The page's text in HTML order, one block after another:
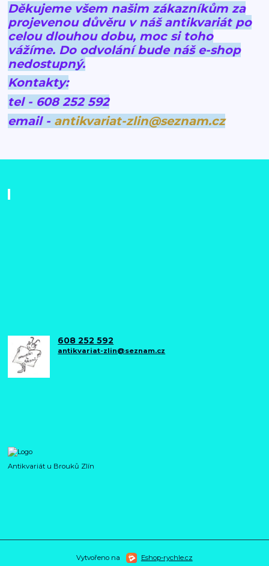
Děkujeme všem našim zákazníkům za
projevenou důvěru v náš antikvariát po
celou dlouhou dobu, moc si toho
vážíme. Do odvolání bude náš e-shop
nedostupný.
Kontakty:
tel - 608 252 592
email - antikvariat-zlin@seznam.cz
608 252 592
antikvariat-zlin@seznam.cz
Antikvariát u Brouků Zlín
Vytvořeno na Eshop-rychle.cz